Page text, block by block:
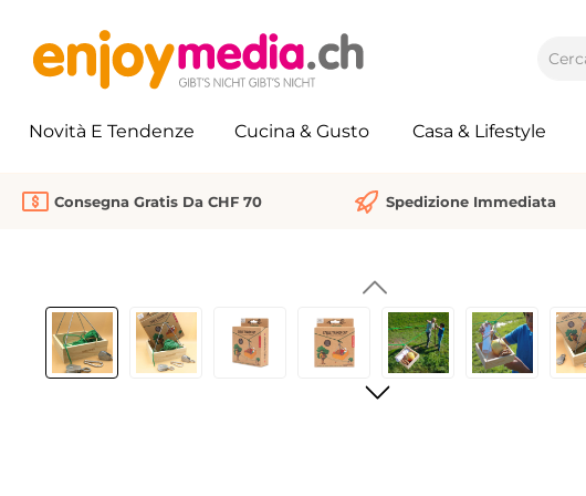
Novità E Tendenze Cucina & Gusto Casa & Lifestyle
Consegna Gratis Da CHF 70 Spedizione Immediata
Salta la galleria di immagini